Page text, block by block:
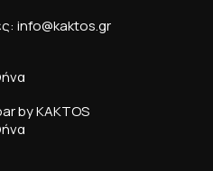
info@kaktos.gr
by KAKTOS